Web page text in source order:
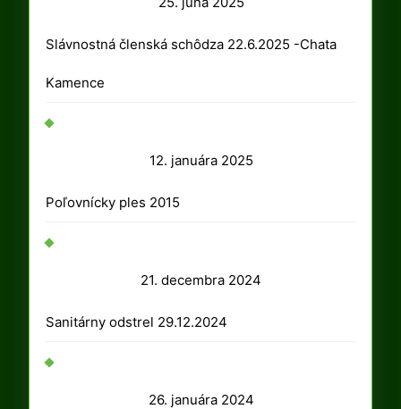
júna
Slávnostná členská schôdza 22.6.2025 -Chata
Kamence
12. januára 202512.
Poľovnícky ples 2015
21. decembra 2024
Sanitárny odstrel 29.12.2024
26. januára 202426.